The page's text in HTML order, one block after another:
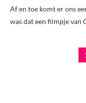
Af en toe komt er ons
was dat een filmpje van